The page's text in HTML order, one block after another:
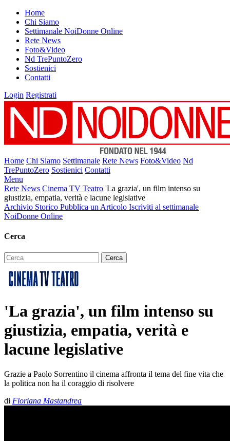
Home
Chi Siamo
Settimanale NoiDonne Online
Rete News
Foto&Video
Nd TrePuntoZero
Sostienici
Contatti
Login Registrati
Home Chi Siamo Settimanale Rete News Foto&Video Nd
TrePuntoZero Sostienici Contatti
Menu
Rete News Cinema TV Teatro 'La grazia', un film intenso su
giustizia, empatia, verità e lacune legislative
Archivio Storico Pubblica un Articolo Iscriviti al settimanale
NoiDonne Online
Cerca
'La grazia', un film intenso su
giustizia, empatia, verità e
lacune legislative
Grazie a Paolo Sorrentino il cinema affronta il tema del fine vita che
la politica non ha il coraggio di risolvere
di Floriana Mastandrea